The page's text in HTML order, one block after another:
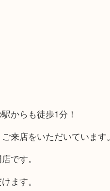
からも徒歩1分！
来店をいただいています。
です。
ます。